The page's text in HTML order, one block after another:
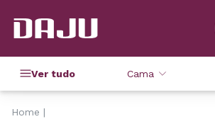
Ver tudo Cama
Home